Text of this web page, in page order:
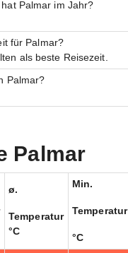
Palmar im Jahr?
für Palmar?
als beste Reisezeit.
Palmar?
Palmar
ø.
Temperatur
°C
Min.
Temperatur
°C